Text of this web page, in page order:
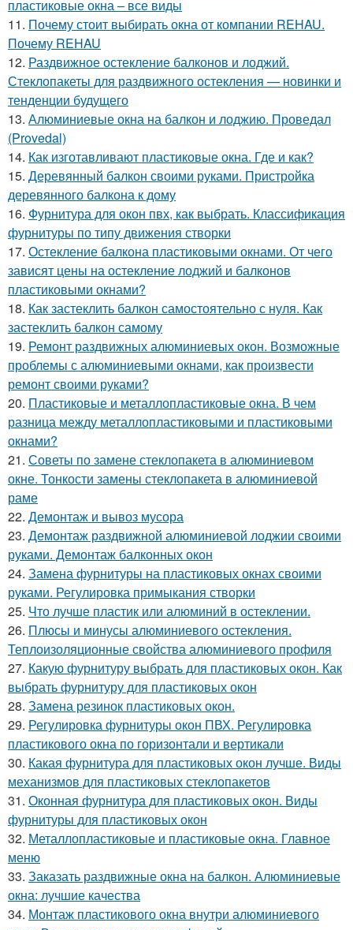
пластиковые окна – все виды
11. Почему стоит выбирать окна от компании REHAU.
Почему REHAU
12. Раздвижное остекление балконов и лоджий.
Стеклопакеты для раздвижного остекления — новинки и
тенденции будущего
13. Алюминиевые окна на балкон и лоджию. Проведал
(Provedal)
14. Как изготавливают пластиковые окна. Где и как?
15. Деревянный балкон своими руками. Пристройка
деревянного балкона к дому
16. Фурнитура для окон пвх, как выбрать. Классификация
фурнитуры по типу движения створки
17. Остекление балкона пластиковыми окнами. От чего
зависят цены на остекление лоджий и балконов
пластиковыми окнами?
18. Как застеклить балкон самостоятельно с нуля. Как
застеклить балкон самому
19. Ремонт раздвижных алюминиевых окон. Возможные
проблемы с алюминиевыми окнами, как произвести
ремонт своими руками?
20. Пластиковые и металлопластиковые окна. В чем
разница между металлопластиковыми и пластиковыми
окнами?
21. Советы по замене стеклопакета в алюминиевом
окне. Тонкости замены стеклопакета в алюминиевой
раме
22. Демонтаж и вывоз мусора
23. Демонтаж раздвижной алюминиевой лоджии своими
руками. Демонтаж балконных окон
24. Замена фурнитуры на пластиковых окнах своими
руками. Регулировка примыкания створки
25. Что лучше пластик или алюминий в остеклении.
26. Плюсы и минусы алюминиевого остекления.
Теплоизоляционные свойства алюминиевого профиля
27. Какую фурнитуру выбрать для пластиковых окон. Как
выбрать фурнитуру для пластиковых окон
28. Замена резинок пластиковых окон.
29. Регулировка фурнитуры окон ПВХ. Регулировка
пластикового окна по горизонтали и вертикали
30. Какая фурнитура для пластиковых окон лучше. Виды
механизмов для пластиковых стеклопакетов
31. Оконная фурнитура для пластиковых окон. Виды
фурнитуры для пластиковых окон
32. Металлопластиковые и пластиковые окна. Главное
меню
33. Заказать раздвижные окна на балкон. Алюминиевые
окна: лучшие качества
34. Монтаж пластикового окна внутри алюминиевого